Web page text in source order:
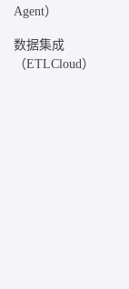
Agent）
数据集成
（ETLCloud）